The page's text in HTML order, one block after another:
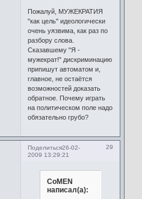
Пожалуй, МУЖЕКРАТИЯ
"как цель" идеологически
очень уязвима, как раз по
разбору слова.
Сказавшему "Я -
мужекрат!" дискриминацию
припишут автоматом и,
главное, не остаётся
возможностей доказать
обратное. Почему играть
на политическом поле надо
обязательно грубо?
Поделиться 29
26-02-
2009 13:29:21
CoMEN
написал(а):